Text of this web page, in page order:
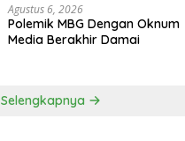
Agustus 6, 2026
Polemik MBG Dengan Oknum
Media Berakhir Damai
Selengkapnya